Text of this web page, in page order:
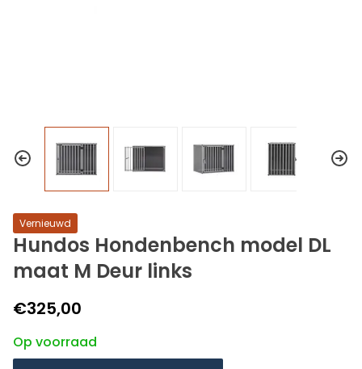
Vernieuwd
Hundos Hondenbench model DL
maat M Deur links
€325,00
Op voorraad